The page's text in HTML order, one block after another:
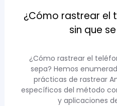
¿Cómo rastrear el
sin que
¿Cómo rastrear el
sepa? Hemos
prácticas de rastrear
específicos del método
y aplicaciones